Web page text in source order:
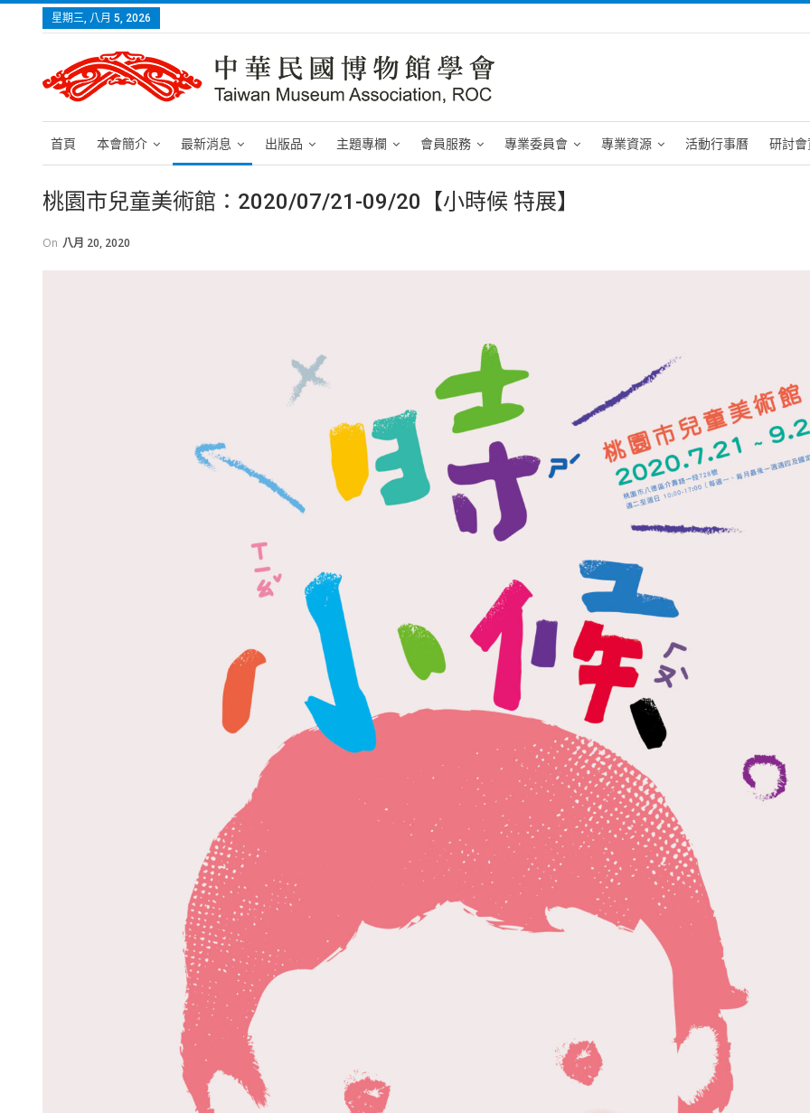
星期三, 八月 5, 2026
首頁 本會簡介 最新消息 出版品 主題專欄 會員服務 專業委員會 專業資源 活動行事曆 研討會
桃園市兒童美術館：2020/07/21-09/20【小時候 特展】
On 八月 20, 2020